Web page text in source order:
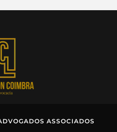
ASSOCIADOS